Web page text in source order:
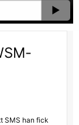
SMS han fick